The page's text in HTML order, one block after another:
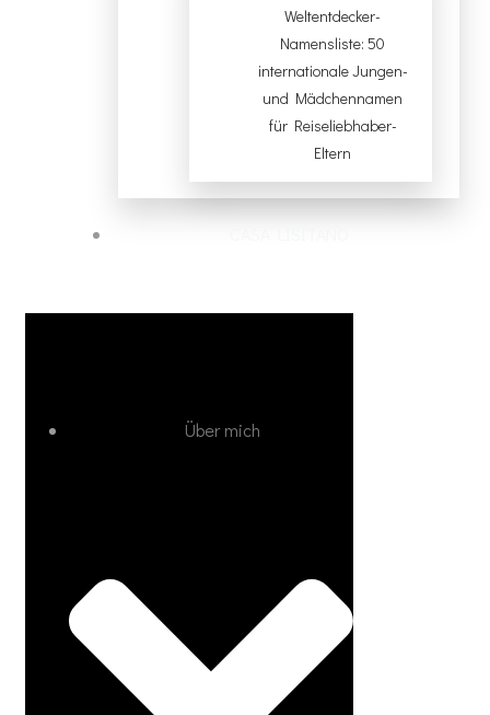
Weltentdecker-
Namensliste: 50
internationale Jungen-
und Mädchennamen
für Reiseliebhaber-
Eltern
Über mich